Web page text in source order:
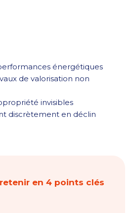
énergétiques
de valorisation non
invisibles
discrètement en déclin
en 4 points clés